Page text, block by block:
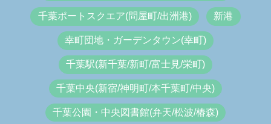
千葉ポートスクエア(問屋町/出洲港) 新港
幸町団地・ガーデンタウン(幸町)
千葉駅(新千葉/新町/富士見/栄町)
千葉中央(新宿/神明町/本千葉町/中央)
千葉公園・中央図書館(弁天/松波/椿森)